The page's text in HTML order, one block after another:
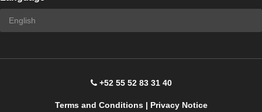
+52 55 52 83 31 40
Terms and Conditions| Privacy Notice